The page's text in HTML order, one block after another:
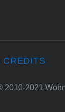
CREDITS
2010-2021